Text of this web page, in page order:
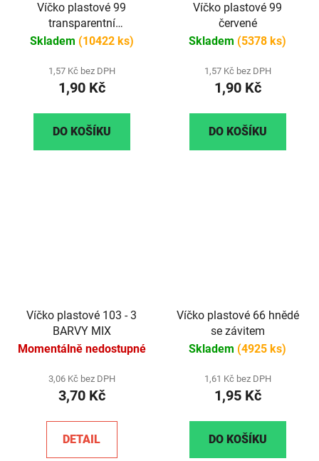
Víčko plastové 99
transparentní
(průhledné)
Skladem (10422 ks)
1,57 Kč bez DPH
1,90 Kč
DO KOŠÍKU
Víčko plastové 99
červené
Skladem (5378 ks)
1,57 Kč bez DPH
1,90 Kč
DO KOŠÍKU
Víčko plastové 103 - 3
BARVY MIX
Momentálně nedostupné
3,06 Kč bez DPH
3,70 Kč
DETAIL
Víčko plastové 66 hnědé
se závitem
Skladem (4925 ks)
1,61 Kč bez DPH
1,95 Kč
DO KOŠÍKU